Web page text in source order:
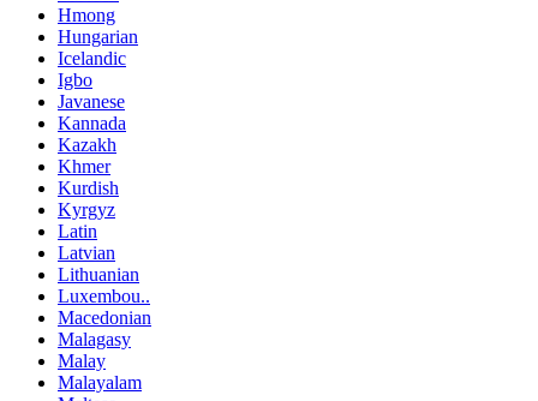
Hmong
Hungarian
Icelandic
Igbo
Javanese
Kannada
Kazakh
Khmer
Kurdish
Kyrgyz
Latin
Latvian
Lithuanian
Luxembou..
Macedonian
Malagasy
Malay
Malayalam